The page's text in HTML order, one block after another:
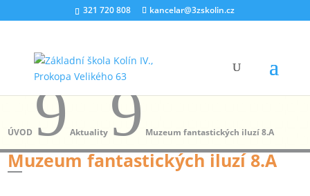
321 720 808 kancelar@3zskolin.cz
ÚVOD 9Aktuality9 Muzeum fantastických iluzí 8.A
Muzeum fantastických iluzí 8.A